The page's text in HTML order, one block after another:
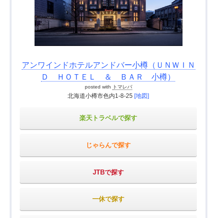
アンワインドホテルアンドバー小樽（ＵＮＷＩＮ
Ｄ ＨＯＴＥＬ ＆ ＢＡＲ 小樽）
posted with トマレバ
北海道小樽市色内1-8-25 [地図]
楽天トラベルで探す
じゃらんで探す
JTBで探す
一休で探す